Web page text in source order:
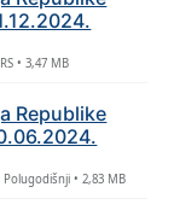
• 3,47 MB
Republike
• 2,83 MB